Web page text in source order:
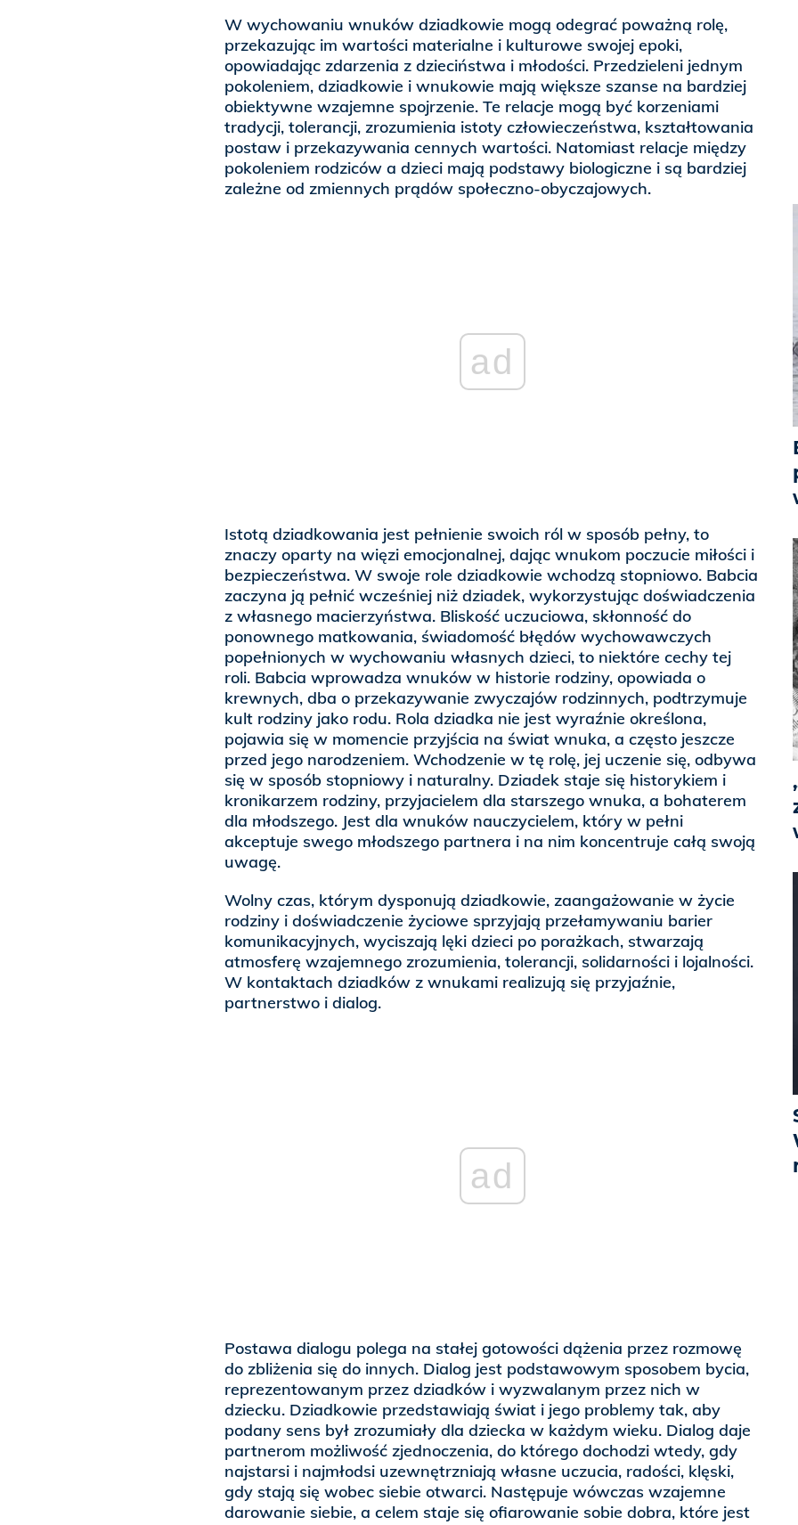
W wychowaniu wnuków dziadkowie mogą odegrać poważną rolę,
przekazując im wartości materialne i kulturowe swojej epoki,
opowiadając zdarzenia z dzieciństwa i młodości. Przedzieleni jednym
pokoleniem, dziadkowie i wnukowie mają większe szanse na bardziej
obiektywne wzajemne spojrzenie. Te relacje mogą być korzeniami
tradycji, tolerancji, zrozumienia istoty człowieczeństwa, kształtowania
postaw i przekazywania cennych wartości. Natomiast relacje między
pokoleniem rodziców a dzieci mają podstawy biologiczne i są bardziej
zależne od zmiennych prądów społeczno-obyczajowych.
ad
Istotą dziadkowania jest pełnienie swoich ról w sposób pełny, to
znaczy oparty na więzi emocjonalnej, dając wnukom poczucie miłości i
bezpieczeństwa. W swoje role dziadkowie wchodzą stopniowo. Babcia
zaczyna ją pełnić wcześniej niż dziadek, wykorzystując doświadczenia
z własnego macierzyństwa. Bliskość uczuciowa, skłonność do
ponownego matkowania, świadomość błędów wychowawczych
popełnionych w wychowaniu własnych dzieci, to niektóre cechy tej
roli. Babcia wprowadza wnuków w historie rodziny, opowiada o
krewnych, dba o przekazywanie zwyczajów rodzinnych, podtrzymuje
kult rodziny jako rodu. Rola dziadka nie jest wyraźnie określona,
pojawia się w momencie przyjścia na świat wnuka, a często jeszcze
przed jego narodzeniem. Wchodzenie w tę rolę, jej uczenie się, odbywa
się w sposób stopniowy i naturalny. Dziadek staje się historykiem i
kronikarzem rodziny, przyjacielem dla starszego wnuka, a bohaterem
dla młodszego. Jest dla wnuków nauczycielem, który w pełni
akceptuje swego młodszego partnera i na nim koncentruje całą swoją
uwagę.
Wolny czas, którym dysponują dziadkowie, zaangażowanie w życie
rodziny i doświadczenie życiowe sprzyjają przełamywaniu barier
komunikacyjnych, wyciszają lęki dzieci po porażkach, stwarzają
atmosferę wzajemnego zrozumienia, tolerancji, solidarności i lojalności.
W kontaktach dziadków z wnukami realizują się przyjaźnie,
partnerstwo i dialog.
ad
Postawa dialogu polega na stałej gotowości dążenia przez rozmowę
do zbliżenia się do innych. Dialog jest podstawowym sposobem bycia,
reprezentowanym przez dziadków i wyzwalanym przez nich w
dziecku. Dziadkowie przedstawiają świat i jego problemy tak, aby
podany sens był zrozumiały dla dziecka w każdym wieku. Dialog daje
partnerom możliwość zjednoczenia, do którego dochodzi wtedy, gdy
najstarsi i najmłodsi uzewnętrzniają własne uczucia, radości, klęski,
gdy stają się wobec siebie otwarci. Następuje wówczas wzajemne
darowanie siebie, a celem staje się ofiarowanie sobie dobra, które jest